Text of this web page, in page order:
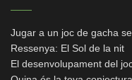
Jugar a un joc de gacha
Ressenya: El Sol de la nit
El desenvolupament del